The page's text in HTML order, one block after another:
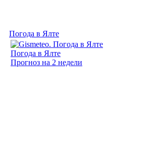
Погода в Ялте
Погода в Ялте
Прогноз на 2 недели